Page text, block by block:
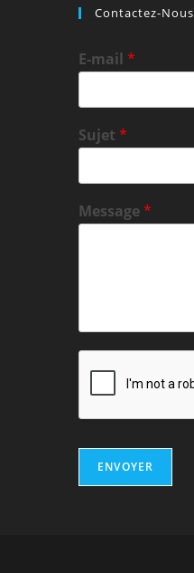
Contactez-Nous
E-mail *
Sujet *
Message*
ENVOYER